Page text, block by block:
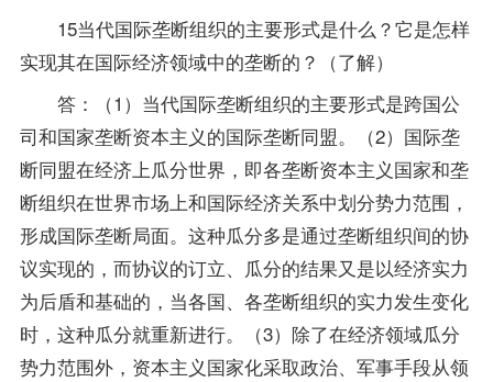
15当代国际垄断组织的主要形式是什么？它是怎样
实现其在国际经济领域中的垄断的？（了解）
答：（1）当代国际垄断组织的主要形式是跨国公
司和国家垄断资本主义的国际垄断同盟。（2）国际垄
断同盟在经济上瓜分世界，即各垄断资本主义国家和垄
断组织在世界市场上和国际经济关系中划分势力范围，
形成国际垄断局面。这种瓜分多是通过垄断组织间的协
议实现的，而协议的订立、瓜分的结果又是以经济实力
为后盾和基础的，当各国、各垄断组织的实力发生变化
时，这种瓜分就重新进行。（3）除了在经济领域瓜分
势力范围外，资本主义国家化采取政治、军事手段从领